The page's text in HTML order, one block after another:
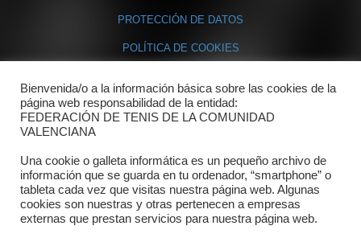
PROTECCIÓN DE DATOS
POLÍTICA DE COOKIES
Contacto
Dónde estamos
Directorio departamentos
Horario
Formulario de contacto
Bienvenida/o a la información básica sobre las cookies de la
página web responsabilidad de la entidad:
FEDERACIÓN DE TENIS DE LA COMUNIDAD
VALENCIANA
Una cookie o galleta informática es un pequeño archivo de
información que se guarda en tu ordenador, “smartphone” o
tableta cada vez que visitas nuestra página web. Algunas
cookies son nuestras y otras pertenecen a empresas
externas que prestan servicios para nuestra página web.